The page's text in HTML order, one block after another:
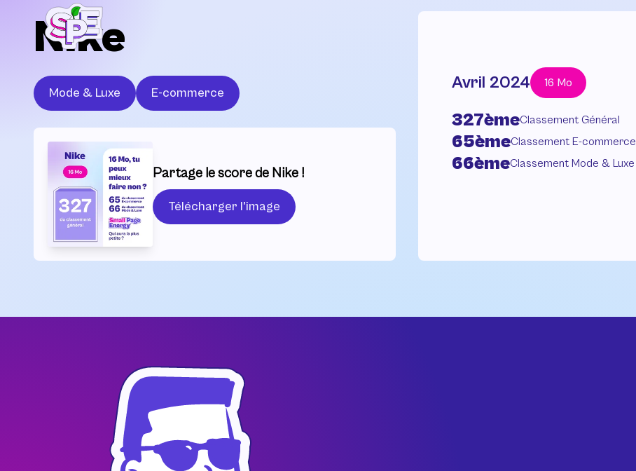
Nike
Mode & Luxe E-commerce
Partage le score de Nike !
Télécharger l'image
Avril 2024 16 Mo
327èmeClassement Général
65èmeClassement E-commerce
66èmeClassement Mode & Luxe